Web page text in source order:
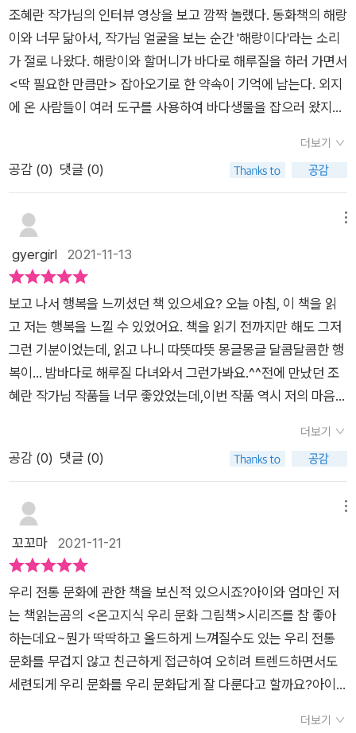
갯벌로 손꼽히고,유네스코 세계 자연 유산으로 등재된 곳도 있다
고 해요.해루질이란 물 빠진 바다에서 게, 고둥, 조개, 물고기 따
위를 잡는 전통 어업 방식으로, 밤에 횃불을 들고 나가 불빛을 보
고 모여든 바다 생물을 잡는 것을 말해요. 다만 필요한 것을 꼭 필
요한 만큼만 바다 곳간에서 얻어오는 게 해루질의 원칙이랍니다.
적이 없었거든요.아이가 궁금해한 것은 '갯벌에서 조개를 잡아서
가져올 수 있어요?' 였는데답이 책 안에 있었네요.갯벌에서 재미
로 먹지도 않을 것을 잔뜩 잡아가면 안 되요.가서 관찰만 하고 다
놔주고 오기로 약속했어요. 🤙갯벌과 해루질을 재미있는 이야기
를 통해배워보는 그림책 <밤바다로 해루질 가요!>갯벌 가기 전
에 꼭 읽어보고 가세요 🤎-'출판사로부터 도서를 제공받아 작성
한 후기입니다.'
조혜란 작가님의 인터뷰 영상을 보고 깜짝 놀랬다. 동화책의 해랑
이와 너무 닮아서, 작가님 얼굴을 보는 순간 '해랑이다'라는 소리
가 절로 나왔다. 해랑이와 할머니가 바다로 해루질을 하러 가면서
<딱 필요한 만큼만> 잡아오기로 한 약속이 기억에 남는다. 외지
에 온 사람들이 여러 도구를 사용하여 바다생물을 잡으러 왔지만,
그 과정에서 여러 바다 생물들을 볼 수 있어 좋았다. 해랑이의 작
은 손으로 여러 조개들을 주워 담아 엄마 생일 선물을 준비하는
모습이 따뜻하고 예쁘다. 할머니 어린 시절에는 큰 조개들이 더
많았다는 말은 마음이 아팠지만.. 자연이 주는 풍요로움을 우리는
험하지 않나라는 생각이 든다. 책 부록으로 받은 독서활동지도 아
책을 봐서 좋았다.
더보기
공감 (0) 댓글 (0)
gyergirl 2021-11-13
보고 나서 행복을 느끼셨던 책 있으세요? 오늘 아침, 이 책을 읽
고 저는 행복을 느낄 수 있었어요. 책을 읽기 전까지만 해도 그저
그런 기분이었는데, 읽고 나니 따뜻따뜻 몽글몽글 달콤달콤한 행
복이... 밤바다로 해루질 다녀와서 그런가봐요.^^전에 만났던 조
혜란 작가님 작품들 너무 좋았었는데,이번 작품 역시 저의 마음에
침에 해랑 엄마 쩌 줘유.' 마음이 느껴지는 따뜻한 이야기,명주조
개, 동죽, 마당조개 등을 비롯한 바다 지식,'딱 필요한 만큼만 잡
자, 웅덩이에 갇힌 새끼 고기는 그냥 놔둬.큰 고기가 돼서 돌아오
도록. 그래야 바다 곳간이 비질 않는다.'우리들이 배워야할 깨달
음까지... 책을 읽는내내 저는 제가 마치 해랑이가 된것 같았어
요. 해랑이가 되어서 할머니와 함께 조개도 캐고, 소라껍데기 속
기도 타고 집으로 돌아오기도 했어요.그날밤 툇마루에는 동네 사
람들이 가져다 놓은 달걀, 엄나무순, 땅두급, 딸기, 꽃다발에 숭어
까지... 마치 제가 받은 것처럼 미소가 저절로 지어지더라구
요. 아, 이 따뜻한 정...^^마지막 페이지에는 해랑이가 들려주는갯
벌과 해루질 이야기도 들어 있어요. 해랑이 덕분에 몰랐던 정보들
도 많이 알게 되었어요. 해루질이 무엇이게요?? ^^이 책은 아이
더보기
공감 (0) 댓글 (0)
꼬꼬마 2021-11-21
우리 전통 문화에 관한 책을 보신적 있으시죠?아이와 엄마인 저
는 책읽는곰의 <온고지식 우리 문화 그림책>시리즈를 참 좋아
하는데요~뭔가 딱딱하고 올드하게 느껴질수도 있는 우리 전통
문화를 무겁지 않고 친근하게 접근하여 오히려 트렌드하면서도
세련되게 우리 문화를 우리 문화답게 잘 다룬다고 할까요?아이
더보기